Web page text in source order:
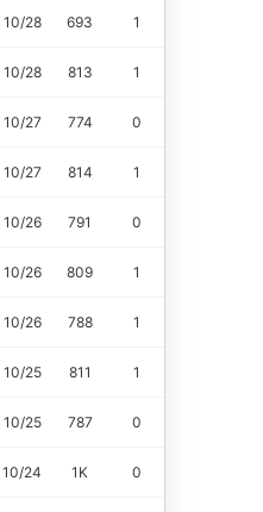
10/28 693 1
10/28 813 1
10/27 774 0
10/27 814 1
10/26 791 0
10/26 809 1
10/26 788 1
10/25 811 1
10/25 787 0
10/24 1K 0